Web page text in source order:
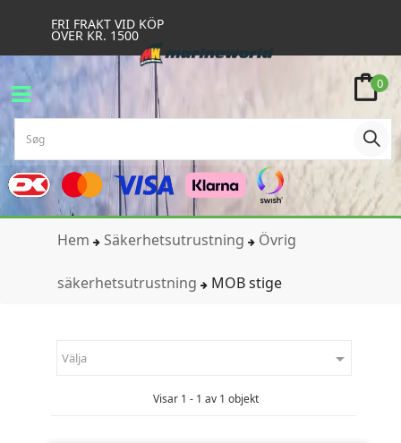
FRI FRAKT VID KÖP
ÖVER KR. 1500
0
Hem Säkerhetsutrustning Övrig
säkerhetsutrustning MOB stige
Välja 
Visar 1 - 1 av 1 objekt